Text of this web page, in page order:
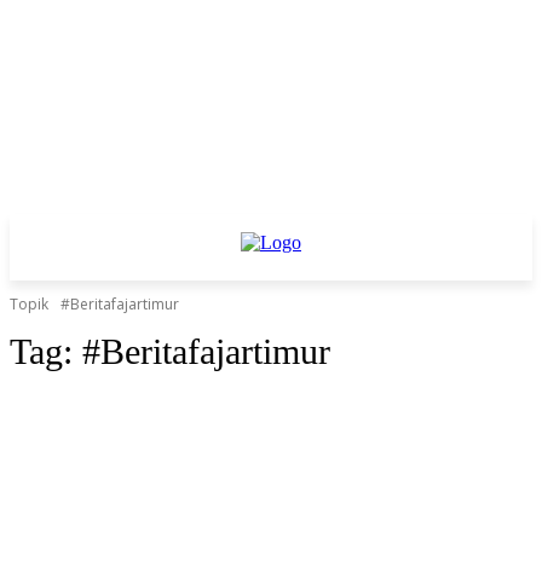
Topik #Beritafajartimur
Tag: #Beritafajartimur